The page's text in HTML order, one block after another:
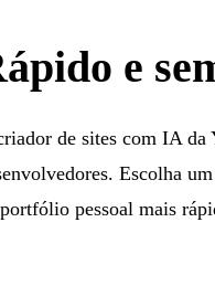
e
de sites com IA
Escolha
pessoal mais